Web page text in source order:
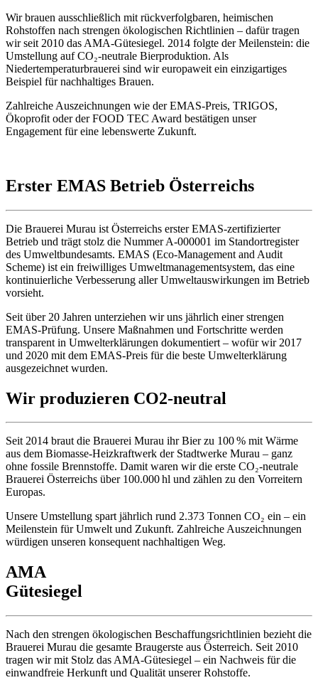
Wir brauen ausschließlich mit rückverfolgbaren, heimischen
Rohstoffen nach strengen ökologischen Richtlinien – dafür tragen
wir seit 2010 das AMA-Gütesiegel. 2014 folgte der Meilenstein: die
Umstellung auf CO₂-neutrale Bierproduktion. Als
Niedertemperaturbrauerei sind wir europaweit ein einzigartiges
Beispiel für nachhaltiges Brauen.
Zahlreiche Auszeichnungen wie der EMAS-Preis, TRIGOS,
Ökoprofit oder der FOOD TEC Award bestätigen unser
Engagement für eine lebenswerte Zukunft.
Erster EMAS Betrieb Österreichs
Die Brauerei Murau ist Österreichs erster EMAS-zertifizierter
Betrieb und trägt stolz die Nummer A-000001 im Standortregister
des Umweltbundesamts. EMAS (Eco-Management and Audit
Scheme) ist ein freiwilliges Umweltmanagementsystem, das eine
kontinuierliche Verbesserung aller Umweltauswirkungen im Betrieb
vorsieht.
Seit über 20 Jahren unterziehen wir uns jährlich einer strengen
EMAS-Prüfung. Unsere Maßnahmen und Fortschritte werden
transparent in Umwelterklärungen dokumentiert – wofür wir 2017
und 2020 mit dem EMAS-Preis für die beste Umwelterklärung
ausgezeichnet wurden.
Wir produzieren CO2-neutral
Seit 2014 braut die Brauerei Murau ihr Bier zu 100 % mit Wärme
aus dem Biomasse-Heizkraftwerk der Stadtwerke Murau – ganz
ohne fossile Brennstoffe. Damit waren wir die erste CO₂-neutrale
Brauerei Österreichs über 100.000 hl und zählen zu den Vorreitern
Europas.
Unsere Umstellung spart jährlich rund 2.373 Tonnen CO₂ ein – ein
Meilenstein für Umwelt und Zukunft. Zahlreiche Auszeichnungen
würdigen unseren konsequent nachhaltigen Weg.
AMA
Gütesiegel
Nach den strengen ökologischen Beschaffungsrichtlinien bezieht die
Brauerei Murau die gesamte Braugerste aus Österreich. Seit 2010
tragen wir mit Stolz das AMA-Gütesiegel – ein Nachweis für die
einwandfreie Herkunft und Qualität unserer Rohstoffe.